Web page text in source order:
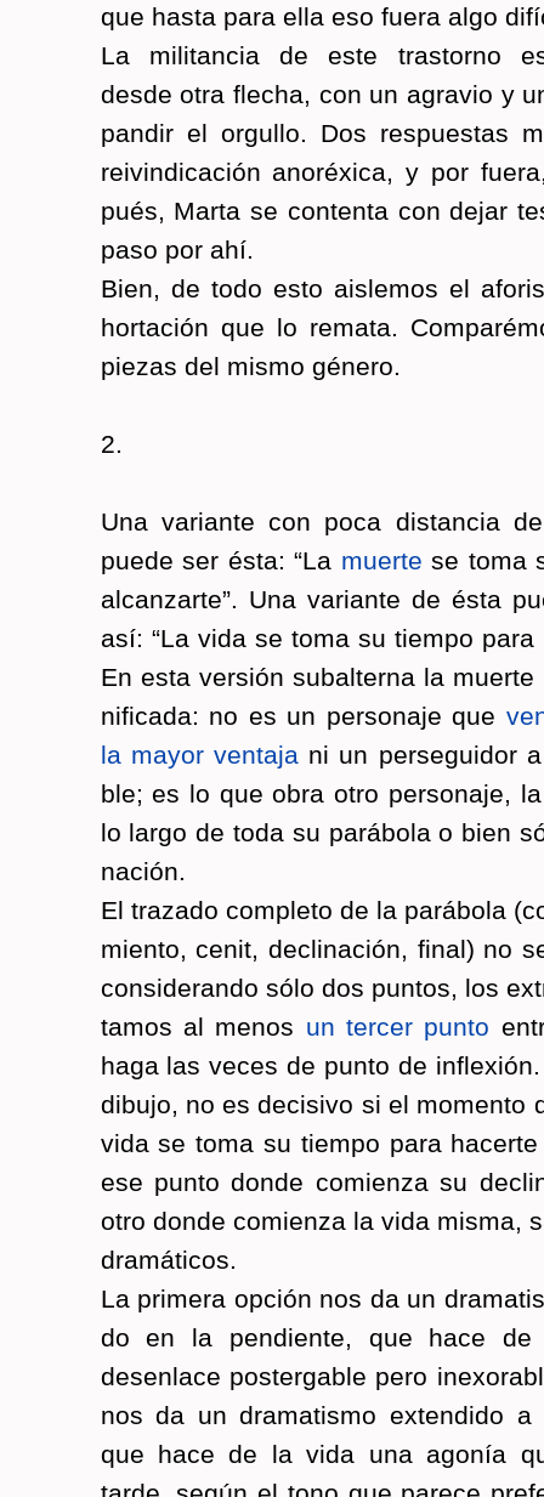
que hasta para ella eso fuera algo
La mi­li­tan­cia de este tras­torno
desde otra fle­cha, con un agra­vio y
pan­dir el or­gu­llo. Dos res­pues­tas
reivin­di­ca­ción anoré­xi­ca, y por
pués, Marta se con­ten­ta con dejar
paso por ahí.
Bien, de todo esto ais­le­mos el
hor­ta­ción que lo re­ma­ta.
pie­zas del mismo gé­ne­ro.
2.
Una va­rian­te con poca dis­tan­cia
puede ser ésta: “La muer­te se toma
al­can­zar­te”. Una va­rian­te de ésta
así: “La vida se toma su tiem­po para
En esta ver­sión subal­ter­na la
ni­fi­ca­da: no es un per­so­na­je que
la mayor ven­ta­ja ni un per­se­gui­dor
ble; es lo que obra otro per­so­na­je,
lo largo de toda su pa­rá­bo­la o bien
na­ción.
El tra­za­do com­ple­to de la pa­rá­bo­la
mien­to, cenit, de­cli­na­ción, final) no
con­si­de­ran­do sólo dos pun­tos, los
ta­mos al menos un ter­cer punto
haga las veces de punto de
di­bu­jo, no es de­ci­si­vo si el mo­men­to
vida se toma su tiem­po para
ese punto donde co­mien­za su
otro donde co­mien­za la vida misma,
dra­má­ti­cos.
La pri­me­ra op­ción nos da un
do en la pen­dien­te, que hace
desen­la­ce pos­ter­ga­ble pero
nos da un dra­ma­tis­mo ex­ten­di­do
que hace de la vida una ago­nía